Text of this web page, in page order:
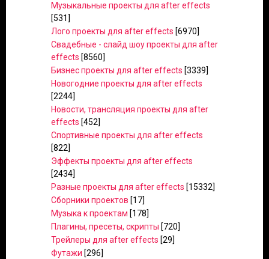
Музыкальные проекты для after effects
[531]
Лого проекты для after effects [6970]
Свадебные - слайд шоу проекты для after
effects [8560]
Бизнес проекты для after effects [3339]
Новогодние проекты для after effects
[2244]
Новости, трансляция проекты для after
effects [452]
Спортивные проекты для after effects
[822]
Эффекты проекты для after effects
[2434]
Разные проекты для after effects [15332]
Сборники проектов [17]
Музыка к проектам [178]
Плагины, пресеты, скрипты [720]
Трейлеры для after effects [29]
Футажи [296]